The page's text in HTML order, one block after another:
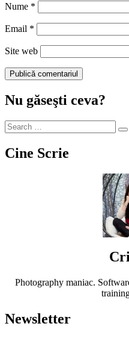
Nume *
Email *
Site web
Nu găseşti ceva?
Cine Scrie
Photography maniac.
Newsletter